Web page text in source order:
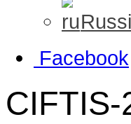
Facebook